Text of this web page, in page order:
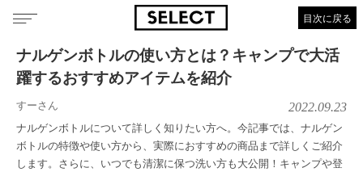
目次に戻る
ナルゲンボトルの使い方とは？キャンプで大活
躍するおすすめアイテムを紹介
すーさん 2022.09.23
ナルゲンボトルについて詳しく知りたい方へ。今記事では、ナルゲン
ボトルの特徴や使い方から、実際におすすめの商品まで詳しくご紹介
します。さらに、いつでも清潔に保つ洗い方も大公開！キャンプや登